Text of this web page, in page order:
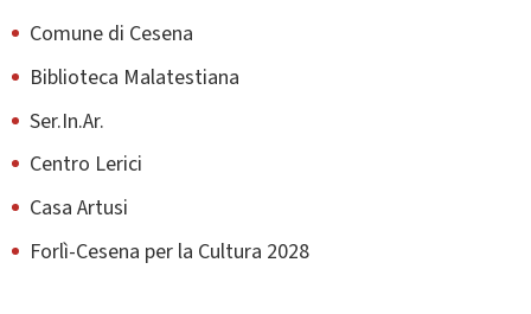
Comune di Cesena
Biblioteca Malatestiana
Ser.In.Ar.
Centro Lerici
Casa Artusi
Forlì-Cesena per la Cultura 2028